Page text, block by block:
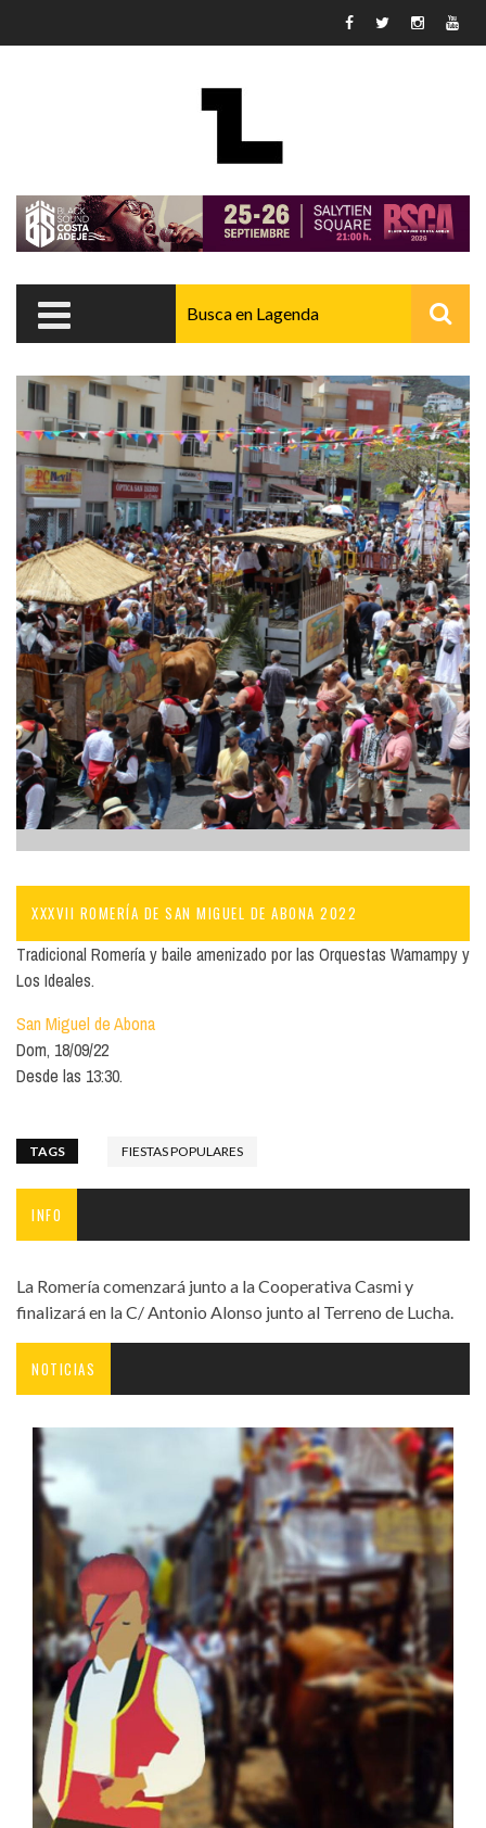
XXXVII ROMERÍA DE SAN MIGUEL DE ABONA 2022
Tradicional Romería y baile amenizado por las Orquestas Wamampy y
Los Ideales.
San Miguel de Abona
Dom, 18/09/22
Desde las 13:30.
TAGS FIESTAS POPULARES
INFO
La Romería comenzará junto a la Cooperativa Casmi y
finalizará en la C/ Antonio Alonso junto al Terreno de Lucha.
NOTICIAS